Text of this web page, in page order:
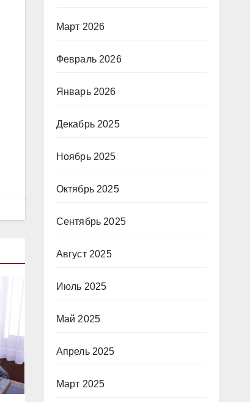
Март 2026
Февраль 2026
Январь 2026
Декабрь 2025
Ноябрь 2025
Октябрь 2025
Сентябрь 2025
Август 2025
Июль 2025
Май 2025
Апрель 2025
Март 2025